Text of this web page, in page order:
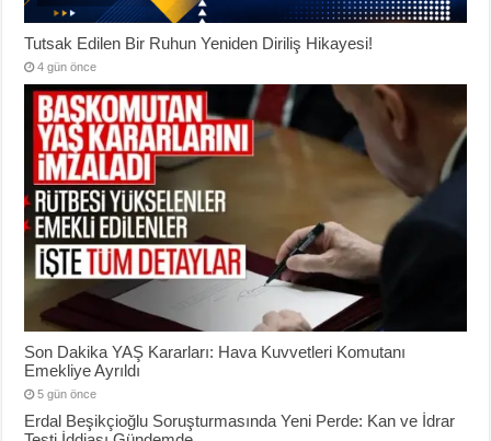
Tutsak Edilen Bir Ruhun Yeniden Diriliş Hikayesi!
4 gün önce
Son Dakika YAŞ Kararları: Hava Kuvvetleri Komutanı
Emekliye Ayrıldı
5 gün önce
Erdal Beşikçioğlu Soruşturmasında Yeni Perde: Kan ve İdrar